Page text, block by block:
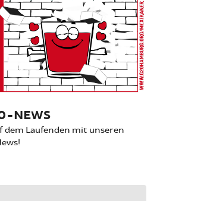
NEWS
dem Laufenden mit unseren